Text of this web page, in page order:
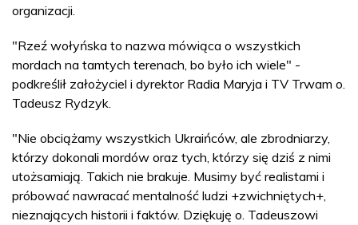
organizacji.
"Rzeź wołyńska to nazwa mówiąca o wszystkich
mordach na tamtych terenach, bo było ich wiele" -
podkreślił założyciel i dyrektor Radia Maryja i TV Trwam o.
Tadeusz Rydzyk.
"Nie obciążamy wszystkich Ukraińców, ale zbrodniarzy,
którzy dokonali mordów oraz tych, którzy się dziś z nimi
utożsamiają. Takich nie brakuje. Musimy być realistami i
próbować nawracać mentalność ludzi +zwichniętych+,
nieznających historii i faktów. Dziękuję o. Tadeuszowi